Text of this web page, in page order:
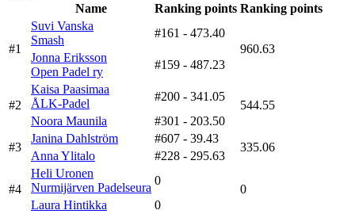
Name
Ranking points Ranking points
#1
Suvi Vanska
Smash
#161 - 473.40
960.63
Jonna Eriksson
Open Padel ry
#159 - 487.23
#2
Kaisa Paasimaa
ÅLK-Padel
#200 - 341.05
544.55
Noora Maunila
#301 - 203.50
#3
Janina Dahlström #607 - 39.43
335.06
Anna Ylitalo #228 - 295.63
#4
Heli Uronen
Nurmijärven Padelseura
0
0
Laura Hintikka
0